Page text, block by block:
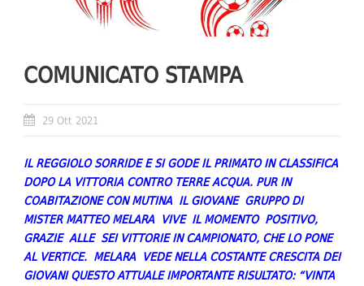
COMUNICATO STAMPA
29 Ott 2021
IL REGGIOLO SORRIDE E SI GODE IL PRIMATO IN CLASSIFICA
DOPO LA VITTORIA CONTRO TERRE ACQUA. PUR IN
COABITAZIONE CON MUTINA IL GIOVANE GRUPPO DI
MISTER MATTEO MELARA VIVE IL MOMENTO POSITIVO,
GRAZIE ALLE SEI VITTORIE IN CAMPIONATO, CHE LO PONE
AL VERTICE. MELARA VEDE NELLA COSTANTE CRESCITA DEI
GIOVANI QUESTO ATTUALE IMPORTANTE RISULTATO: “VINTA